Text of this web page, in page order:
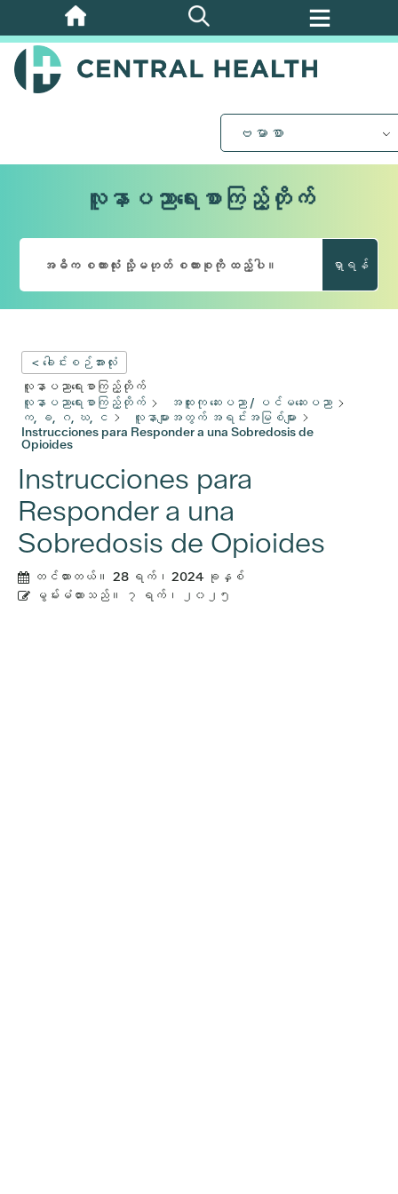
အဓိက
အကြောင်းအရာ
သို့
ဗမာစာ
လူနာပညာရေးစာကြည့်တိုက်
ရှာရန်
< ခေါင်းစဉ်အားလုံး
လူနာပညာရေးစာကြည့်တိုက်
လူနာပညာရေးစာကြည့်တိုက်
အထူးကု ဆေးပညာ / ပင်မဆေးပညာ
က, ခ, ဂ, ဃ, င
လူနာများအတွက် အရင်းအမြစ်များ
Instrucciones para Responder a una Sobredosis de
Opioides
Instrucciones para
Responder a una
Sobredosis de Opioides
တင်ထားတယ်။ 28 ရက်၊ 2024 ခုနှစ်
မွမ်းမံထားသည်။
၇ ရက်၊ ၂၀၂၅